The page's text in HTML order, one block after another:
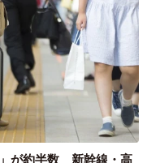
5/5
」が約半数 新幹線・高